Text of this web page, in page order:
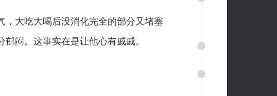
大吃大喝后没消化完全的部分又堵塞
闷。这事实在是让他心有戚戚。